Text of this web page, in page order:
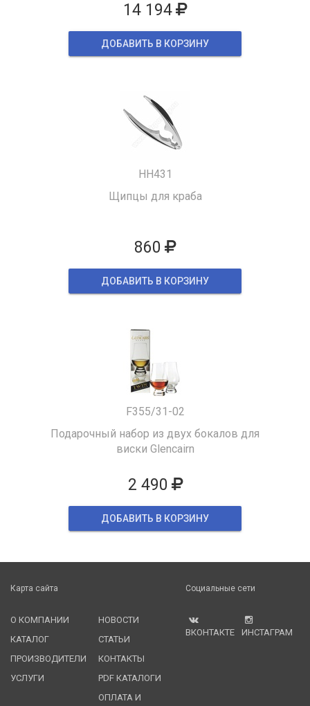
14 194
ДОБАВИТЬ В КОРЗИНУ
HH431
Щипцы для краба
860
ДОБАВИТЬ В КОРЗИНУ
F355/31-02
Подарочный набор из двух бокалов для
виски Glencairn
2 490
ДОБАВИТЬ В КОРЗИНУ
Карта сайта
О КОМПАНИИ
КАТАЛОГ
ПРОИЗВОДИТЕЛИ
УСЛУГИ
НОВОСТИ
СТАТЬИ
КОНТАКТЫ
PDF КАТАЛОГИ
ОПЛАТА И
Социальные сети
ВКОНТАКТЕ ИНСТАГРАМ